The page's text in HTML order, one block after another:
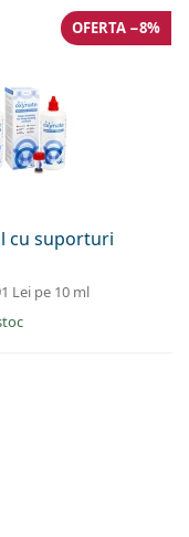
cu suporturi
OFERTA −8%
Leipe 10 ml